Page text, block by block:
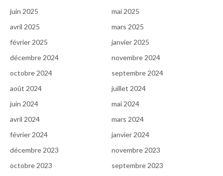
juin 2025
mai 2025
avril 2025
mars 2025
février 2025
janvier 2025
décembre 2024
novembre 2024
octobre 2024
septembre 2024
août 2024
juillet 2024
juin 2024
mai 2024
avril 2024
mars 2024
février 2024
janvier 2024
décembre 2023
novembre 2023
octobre 2023
septembre 2023